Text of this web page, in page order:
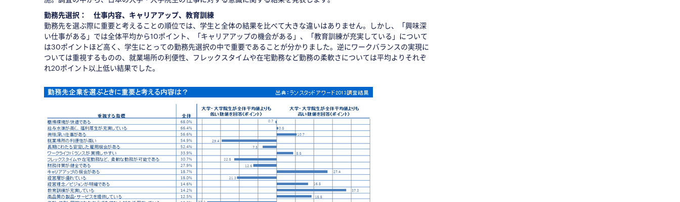
勤務先選択： 仕事内容、キャリアアップ、教育訓練
勤務先を選ぶ際に重要と考えることの順位では、学生と全体の結果を比べて大きな違いはありません。しかし、「興味深
い仕事がある」では全体平均から10ポイント、「キャリアアップの機会がある」、「教育訓練が充実している」について
は30ポイントほど高く、学生にとっての勤務先選択の中で重要であることが分かりました。逆にワークバランスの実現に
ついては重視するものの、就業場所の利便性、フレックスタイムや在宅勤務など勤務の柔軟さについては平均よりそれぞ
れ20ポイント以上低い結果でした。